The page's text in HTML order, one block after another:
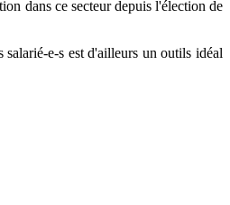
dans ce secteur depuis l'élection de
e-s est d'ailleurs un outils idéal